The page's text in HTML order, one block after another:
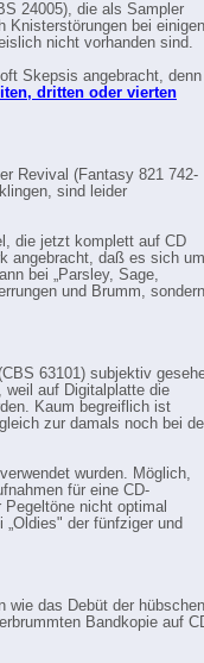
24005), die als Sampler
Knisterstörungen bei einigen
nicht vorhanden sind.
Skepsis angebracht, denn
dritten oder vierten
Revival (Fantasy 821 742-
sind leider
die jetzt komplett auf CD
angebracht, daß es sich um
bei „Parsley, Sage,
und Brumm, sondern
63101) subjektiv
weil auf Digitalplatte die
Kaum begreiflich ist
zur damals noch bei
wurden. Möglich,
für eine CD-
Pegeltöne nicht optimal
der fünfziger und
wie das Debüt der hübschen
Bandkopie auf